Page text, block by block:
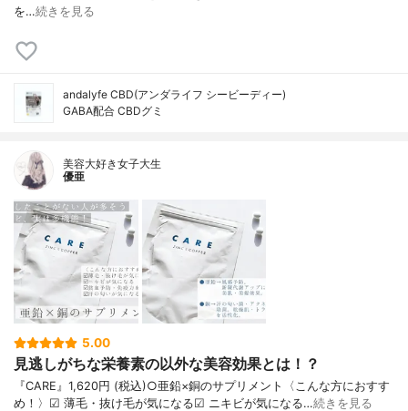
を…続きを見る
andalyfe CBD(アンダライフ シービーディー)
GABA配合 CBDグミ
美容大好き女子大生
優亜
5.00
見逃しがちな栄養素の以外な美容効果とは！？
『CARE』1,620円 (税込)○亜鉛×銅のサプリメント〈こんな方におすす
め！〉︎︎︎︎︎︎☑︎ 薄毛・抜け毛が気になる︎︎︎︎︎︎☑︎ ニキビが気になる︎︎…続きを見る